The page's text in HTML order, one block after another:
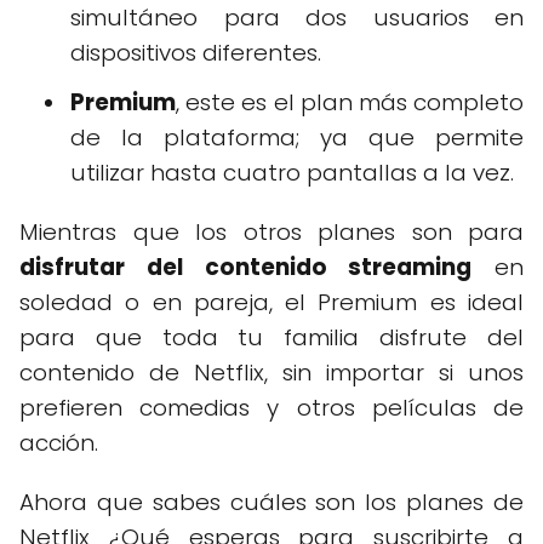
simultáneo para dos usuarios en
dispositivos diferentes.
Premium, este es el plan más completo
de la plataforma; ya que permite
utilizar hasta cuatro pantallas a la vez.
Mientras que los otros planes son para
disfrutar del contenido streaming en
soledad o en pareja, el Premium es ideal
para que toda tu familia disfrute del
contenido de Netflix, sin importar si unos
prefieren comedias y otros películas de
acción.
Ahora que sabes cuáles son los planes de
Netflix ¿Qué esperas para suscribirte a